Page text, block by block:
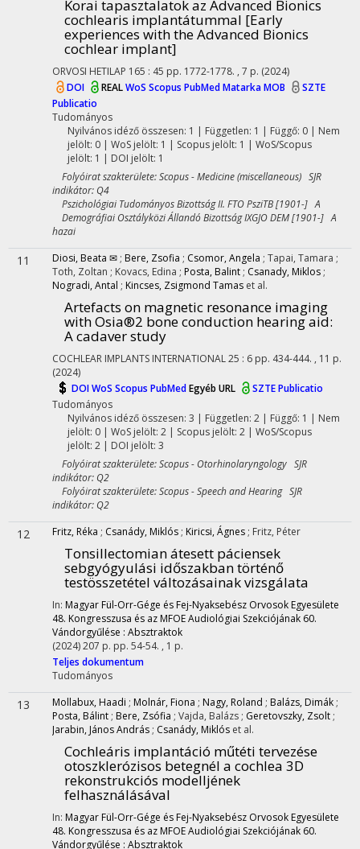
Korai tapasztalatok az Advanced Bionics
cochlearis implantátummal [Early
experiences with the Advanced Bionics
cochlear implant]
ORVOSI HETILAP 165 : 45 pp. 1772-1778. , 7 p. (2024)
DOI
REALWoS Scopus PubMedMatarkaMOB
SZTE
Publicatio
Tudományos
Nyilvános idéző összesen: 1 | Független: 1 | Függő: 0 | Nem
jelölt: 0 | WoS jelölt: 1 | Scopus jelölt: 1 | WoS/Scopus
jelölt: 1 | DOI jelölt: 1
Folyóirat szakterülete: Scopus - Medicine (miscellaneous) SJR
indikátor: Q4
Pszichológiai Tudományos Bizottság II. FTO PsziTB [1901-] A
Demográfiai Osztályközi Állandó Bizottság IXGJO DEM [1901-] A
hazai
11 Diosi, Beata ✉ ; Bere, Zsofia ; Csomor, Angela ; Tapai, Tamara ;
Toth, Zoltan ; Kovacs, Edina ; Posta, Balint ; Csanady, Miklos ;
Nogradi, Antal ; Kincses, Zsigmond Tamas et al.
Artefacts on magnetic resonance imaging
with Osia®2 bone conduction hearing aid:
A cadaver study
COCHLEAR IMPLANTS INTERNATIONAL25 : 6 pp. 434-444. , 11 p.
(2024)
DOIWoS Scopus PubMedEgyéb URL
SZTE Publicatio
Tudományos
Nyilvános idéző összesen: 3 | Független: 2 | Függő: 1 | Nem
jelölt: 0 | WoS jelölt: 2 | Scopus jelölt: 2 | WoS/Scopus
jelölt: 2 | DOI jelölt: 3
Folyóirat szakterülete: Scopus - Otorhinolaryngology SJR
indikátor: Q2
Folyóirat szakterülete: Scopus - Speech and Hearing SJR
indikátor: Q2
12 Fritz, Réka ; Csanády, Miklós ; Kiricsi, Ágnes ; Fritz, Péter
Tonsillectomian átesett páciensek
sebgyógyulási időszakban történő
testösszetétel változásainak vizsgálata
In: Magyar Fül-Orr-Gége és Fej-Nyaksebész Orvosok Egyesülete
48. Kongresszusa és az MFOE Audiológiai Szekciójának 60.
Vándorgyűlése : Absztraktok
(2024)207 p. pp. 54-54. , 1 p.
Teljes dokumentum
Tudományos
13 Mollabux, Haadi ; Molnár, Fiona ; Nagy, Roland ; Balázs, Dimák ;
Posta, Bálint ; Bere, Zsófia ; Vajda, Balázs ; Geretovszky, Zsolt ;
Jarabin, János András ; Csanády, Miklós et al.
Cochleáris implantáció műtéti tervezése
otoszklerózisos betegnél a cochlea 3D
rekonstrukciós modelljének
felhasználásával
In: Magyar Fül-Orr-Gége és Fej-Nyaksebész Orvosok Egyesülete
48. Kongresszusa és az MFOE Audiológiai Szekciójának 60.
Vándorgyűlése : Absztraktok